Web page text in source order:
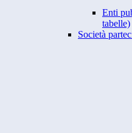
Enti
tabelle)
Società